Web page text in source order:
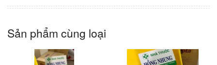
Sản phẩm cùng loại